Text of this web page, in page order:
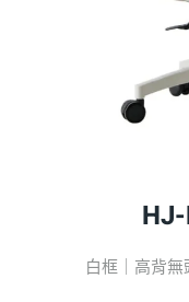
白框｜高背